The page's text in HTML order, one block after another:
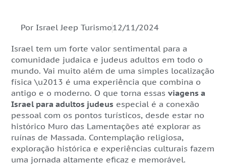
Por Israel Jeep Turismo12/11/2024
Israel tem um forte valor sentimental para a
comunidade judaica e judeus adultos em todo o
mundo. Vai muito além de uma simples localização
física \u2013 é uma experiência que combina o
antigo e o moderno. O que torna essas viagens a
Israel para adultos judeus especial é a conexão
pessoal com os pontos turísticos, desde estar no
histórico Muro das Lamentações até explorar as
ruínas de Massada. Contemplação religiosa,
exploração histórica e experiências culturais fazem
uma jornada altamente eficaz e memorável.